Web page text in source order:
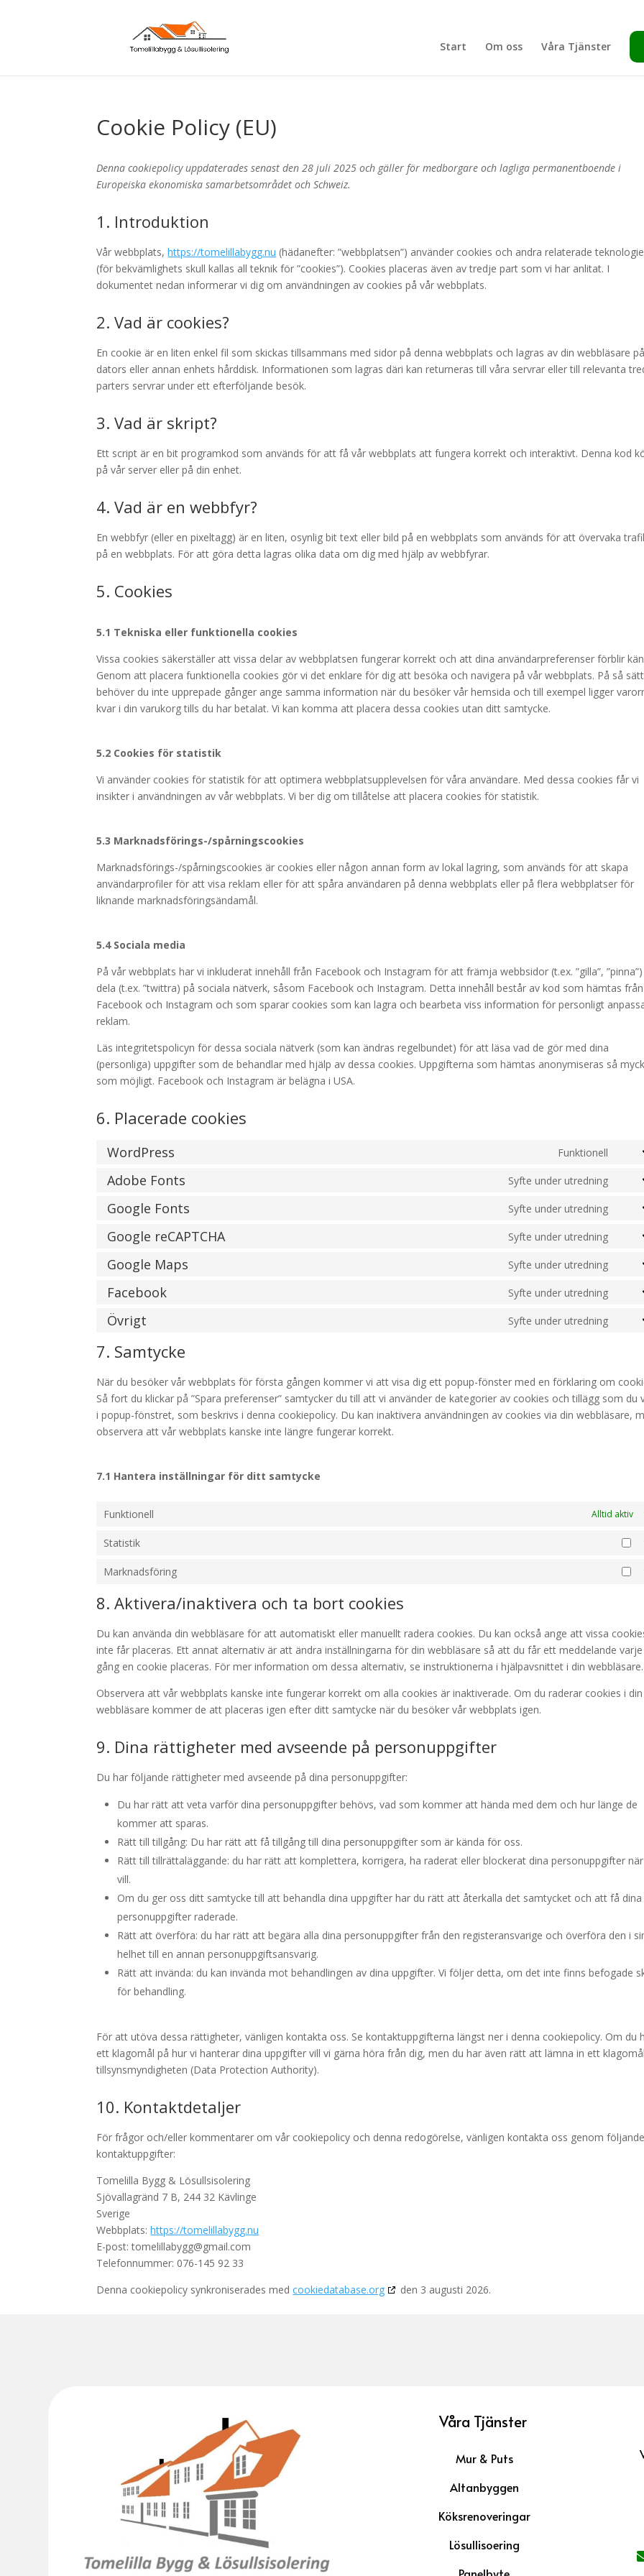
Start Om oss Våra Tjänster
Cookie Policy (EU)
Denna cookiepolicy uppdaterades senast den 28 juli 2025 och gäller för medborgare och lagliga permanentboende i
Europeiska ekonomiska samarbetsområdet och Schweiz.
1. Introduktion
Vår webbplats,https://tomelillabygg.nu (hädanefter: ”webbplatsen”) använder cookies och andra relaterade
(för bekvämlighets skull kallas all teknik för ”cookies”). Cookies placeras även av tredje part som vi har anlitat. I
dokumentet nedan informerar vi dig om användningen av cookies på vår webbplats.
2. Vad är cookies?
En cookie är en liten enkel fil som skickas tillsammans med sidor på denna webbplats och lagras av din webbläsare
dators eller annan enhets hårddisk. Informationen som lagras däri kan returneras till våra servrar eller till relevanta
parters servrar under ett efterföljande besök.
3. Vad är skript?
Ett script är en bit programkod som används för att få vår webbplats att fungera korrekt och interaktivt. Denna kod
på vår server eller på din enhet.
4. Vad är en webbfyr?
En webbfyr (eller en pixeltagg) är en liten, osynlig bit text eller bild på en webbplats som används för att övervaka
på en webbplats. För att göra detta lagras olika data om dig med hjälp av webbfyrar.
5. Cookies
5.1 Tekniska eller funktionella cookies
Vissa cookies säkerställer att vissa delar av webbplatsen fungerar korrekt och att dina användarpreferenser förblir
Genom att placera funktionella cookies gör vi det enklare för dig att besöka och navigera på vår webbplats. På så sätt
behöver du inte upprepade gånger ange samma information när du besöker vår hemsida och till exempel ligger
kvar i din varukorg tills du har betalat. Vi kan komma att placera dessa cookies utan ditt samtycke.
5.2 Cookies för statistik
Vi använder cookies för statistik för att optimera webbplatsupplevelsen för våra användare. Med dessa cookies får vi
insikter i användningen av vår webbplats. Vi ber dig om tillåtelse att placera cookies för statistik.
5.3 Marknadsförings-/spårningscookies
Marknadsförings-/spårningscookies är cookies eller någon annan form av lokal lagring, som används för att skapa
användarprofiler för att visa reklam eller för att spåra användaren på denna webbplats eller på flera webbplatser för
liknande marknadsföringsändamål.
5.4 Sociala media
På vår webbplats har vi inkluderat innehåll från Facebook och Instagram för att främja webbsidor (t.ex. ”gilla”,
dela (t.ex. ”twittra) på sociala nätverk, såsom Facebook och Instagram. Detta innehåll består av kod som hämtas från
Facebook och Instagram och som sparar cookies som kan lagra och bearbeta viss information för personligt
reklam.
Läs integritetspolicyn för dessa sociala nätverk (som kan ändras regelbundet) för att läsa vad de gör med dina
(personliga) uppgifter som de behandlar med hjälp av dessa cookies. Uppgifterna som hämtas anonymiseras så
som möjligt. Facebook och Instagram är belägna i USA.
6. Placerade cookies
WordPress Funktionell
Adobe Fonts Syfte under utredning
Google Fonts Syfte under utredning
Google reCAPTCHA Syfte under utredning
Google Maps Syfte under utredning
Facebook Syfte under utredning
Övrigt Syfte under utredning
7. Samtycke
När du besöker vår webbplats för första gången kommer vi att visa dig ett popup-fönster med en förklaring om
Så fort du klickar på ”Spara preferenser” samtycker du till att vi använder de kategorier av cookies och tillägg som du
i popup-fönstret, som beskrivs i denna cookiepolicy. Du kan inaktivera användningen av cookies via din webbläsare,
observera att vår webbplats kanske inte längre fungerar korrekt.
7.1 Hantera inställningar för ditt samtycke
Funktionell Alltid aktiv
Statistik
Marknadsföring
8. Aktivera/inaktivera och ta bort cookies
Du kan använda din webbläsare för att automatiskt eller manuellt radera cookies. Du kan också ange att vissa
inte får placeras. Ett annat alternativ är att ändra inställningarna för din webbläsare så att du får ett meddelande varje
gång en cookie placeras. För mer information om dessa alternativ, se instruktionerna i hjälpavsnittet i din webbläsare.
Observera att vår webbplats kanske inte fungerar korrekt om alla cookies är inaktiverade. Om du raderar cookies i din
webbläsare kommer de att placeras igen efter ditt samtycke när du besöker vår webbplats igen.
9. Dina rättigheter med avseende på personuppgifter
Du har följande rättigheter med avseende på dina personuppgifter:
Du har rätt att veta varför dina personuppgifter behövs, vad som kommer att hända med dem och hur länge de
kommer att sparas.
Rätt till tillgång: Du har rätt att få tillgång till dina personuppgifter som är kända för oss.
Rätt till tillrättaläggande: du har rätt att komplettera, korrigera, ha raderat eller blockerat dina personuppgifter
vill.
Om du ger oss ditt samtycke till att behandla dina uppgifter har du rätt att återkalla det samtycket och att få dina
personuppgifter raderade.
Rätt att överföra: du har rätt att begära alla dina personuppgifter från den registeransvarige och överföra den i
helhet till en annan personuppgiftsansvarig.
Rätt att invända: du kan invända mot behandlingen av dina uppgifter. Vi följer detta, om det inte finns befogade
för behandling.
För att utöva dessa rättigheter, vänligen kontakta oss. Se kontaktuppgifterna längst ner i denna cookiepolicy. Om du
ett klagomål på hur vi hanterar dina uppgifter vill vi gärna höra från dig, men du har även rätt att lämna in ett
tillsynsmyndigheten (Data Protection Authority).
10. Kontaktdetaljer
För frågor och/eller kommentarer om vår cookiepolicy och denna redogörelse, vänligen kontakta oss genom följande
kontaktuppgifter:
Tomelilla Bygg & Lösullsisolering
Sjövallagränd 7 B, 244 32 Kävlinge
Sverige
Webbplats:https://tomelillabygg.nu
E-post:tomelillabygg@gmail.com
Telefonnummer: 076-145 92 33
Denna cookiepolicy synkroniserades medcookiedatabase.org den 3 augusti 2026.
Våra Tjänster
Mur & Puts
Altanbyggen
Köksrenoveringar
Lösullisoering